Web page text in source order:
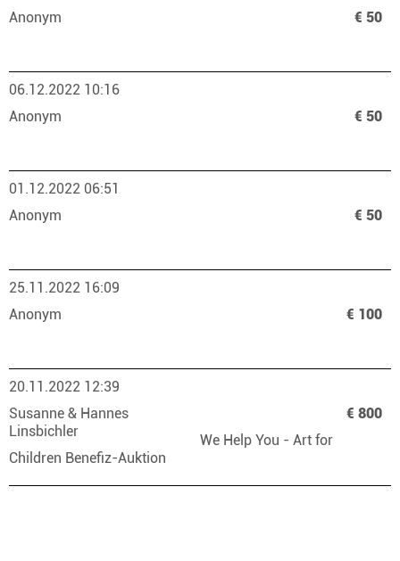
Anonym
€ 50
06.12.2022 10:16
Anonym
€ 50
01.12.2022 06:51
Anonym
€ 50
25.11.2022 16:09
Anonym
€ 100
20.11.2022 12:39
Susanne & Hannes
Linsbichler
€ 800
We Help You - Art for
Children Benefiz-Auktion